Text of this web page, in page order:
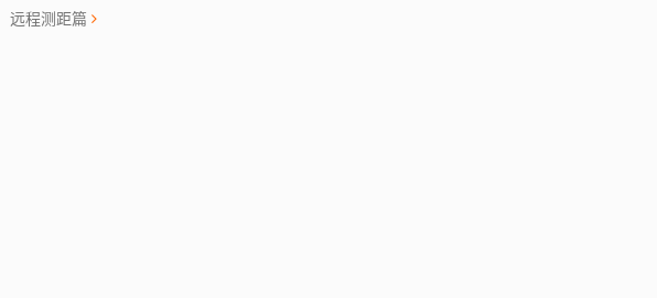
远程测距篇